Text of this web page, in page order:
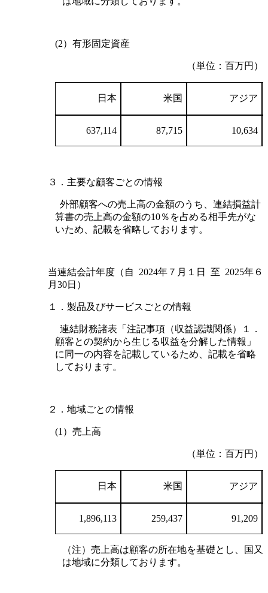
(2）有形固定資産
（単位：百万円）
日本 米国 アジア
637,114 87,715 10,634
３．主要な顧客ごとの情報
外部顧客への売上高の金額のうち、連結損益計
算書の売上高の金額の10％を占める相手先がな
いため、記載を省略しております。
当連結会計年度（自 2024年７月１日 至 2025年６
月30日）
１．製品及びサービスごとの情報
連結財務諸表「注記事項（収益認識関係）１．
顧客との契約から生じる収益を分解した情報」
に同一の内容を記載しているため、記載を省略
しております。
２．地域ごとの情報
(1）売上高
（単位：百万円）
日本 米国 アジア
1,896,113 259,437 91,209
（注）売上高は顧客の所在地を基礎とし、国又
は地域に分類しております。